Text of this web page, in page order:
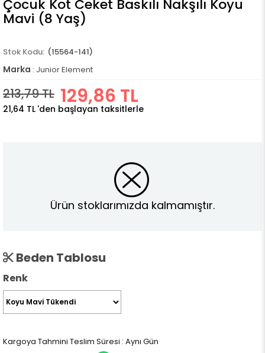
Çocuk Kot Ceket Baskılı Nakşılı Koyu
Mavi (8 Yaş)
(15564-141)
Marka : Junior Element
213,79 TL 129,86 TL
21,64 TL 'den başlayan taksitlerle
Ürün stoklarımızda kalmamıştır.
Beden Tablosu
Renk
Kargoya Tahmini Teslim Süresi : Aynı Gün